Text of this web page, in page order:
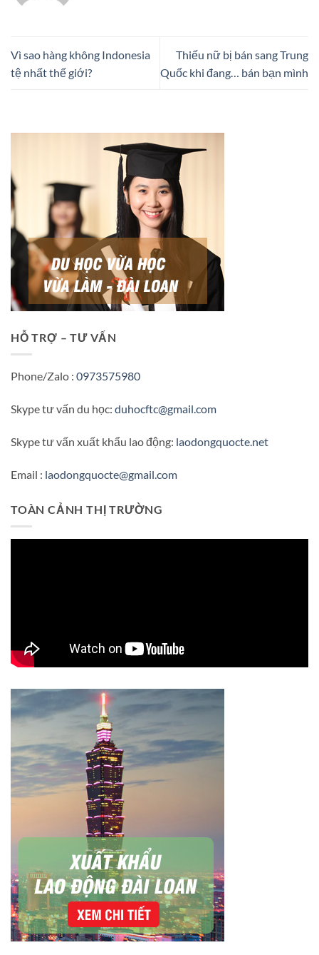
Vì sao hàng không Indonesia
tệ nhất thế giới?
Thiếu nữ bị bán sang Trung
Quốc khi đang… bán bạn mình
HỖ TRỢ – TƯ VẤN
Phone/Zalo : 0973575980
Skype tư vấn du học: duhocftc@gmail.com
Skype tư vấn xuất khẩu lao động: laodongquocte.net
Email : laodongquocte@gmail.com
TOÀN CẢNH THỊ TRƯỜNG